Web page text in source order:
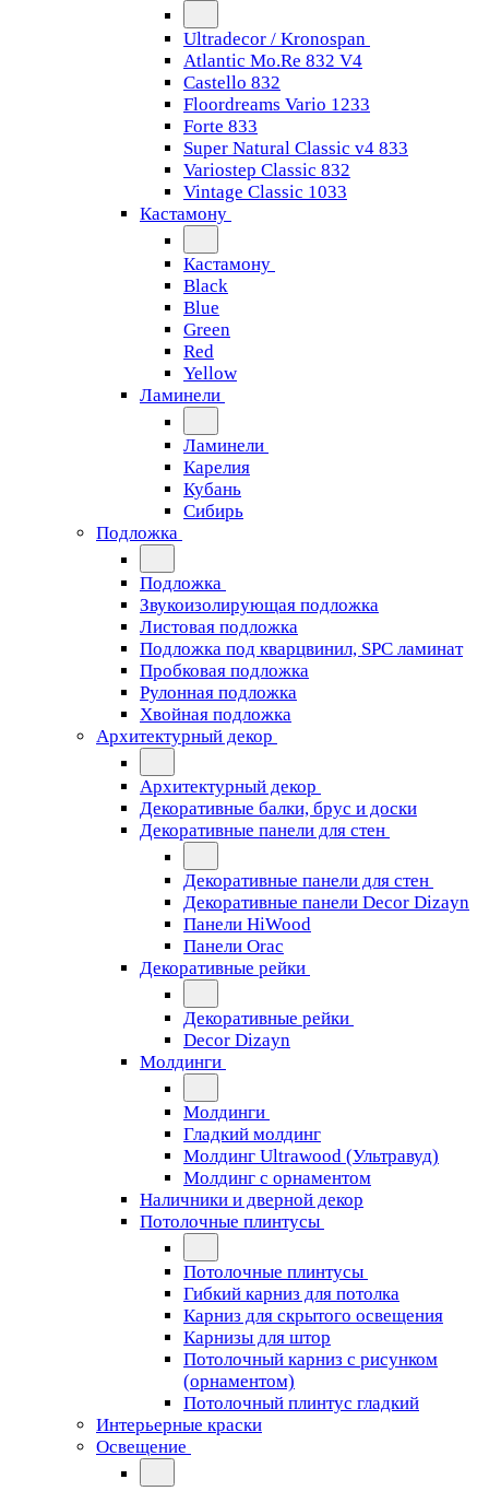
Ultradecor / Kronospan
Atlantic Mo.Re 832 V4
Castello 832
Floordreams Vario 1233
Forte 833
Super Natural Classic v4 833
Variostep Classic 832
Vintage Classic 1033
Кастамону
Кастамону
Black
Blue
Green
Red
Yellow
Ламинели
Ламинели
Карелия
Кубань
Сибирь
Подложка
Подложка
Звукоизолирующая подложка
Листовая подложка
Подложка под кварцвинил, SPC ламинат
Пробковая подложка
Рулонная подложка
Хвойная подложка
Архитектурный декор
Архитектурный декор
Декоративные балки, брус и доски
Декоративные панели для стен
Декоративные панели для стен
Декоративные панели Decor Dizayn
Панели HiWood
Панели Orac
Декоративные рейки
Декоративные рейки
Decor Dizayn
Молдинги
Молдинги
Гладкий молдинг
Молдинг Ultrawood (Ультравуд)
Молдинг с орнаментом
Наличники и дверной декор
Потолочные плинтусы
Потолочные плинтусы
Гибкий карниз для потолка
Карниз для скрытого освещения
Карнизы для штор
Потолочный карниз с рисунком
(орнаментом)
Потолочный плинтус гладкий
Интерьерные краски
Освещение